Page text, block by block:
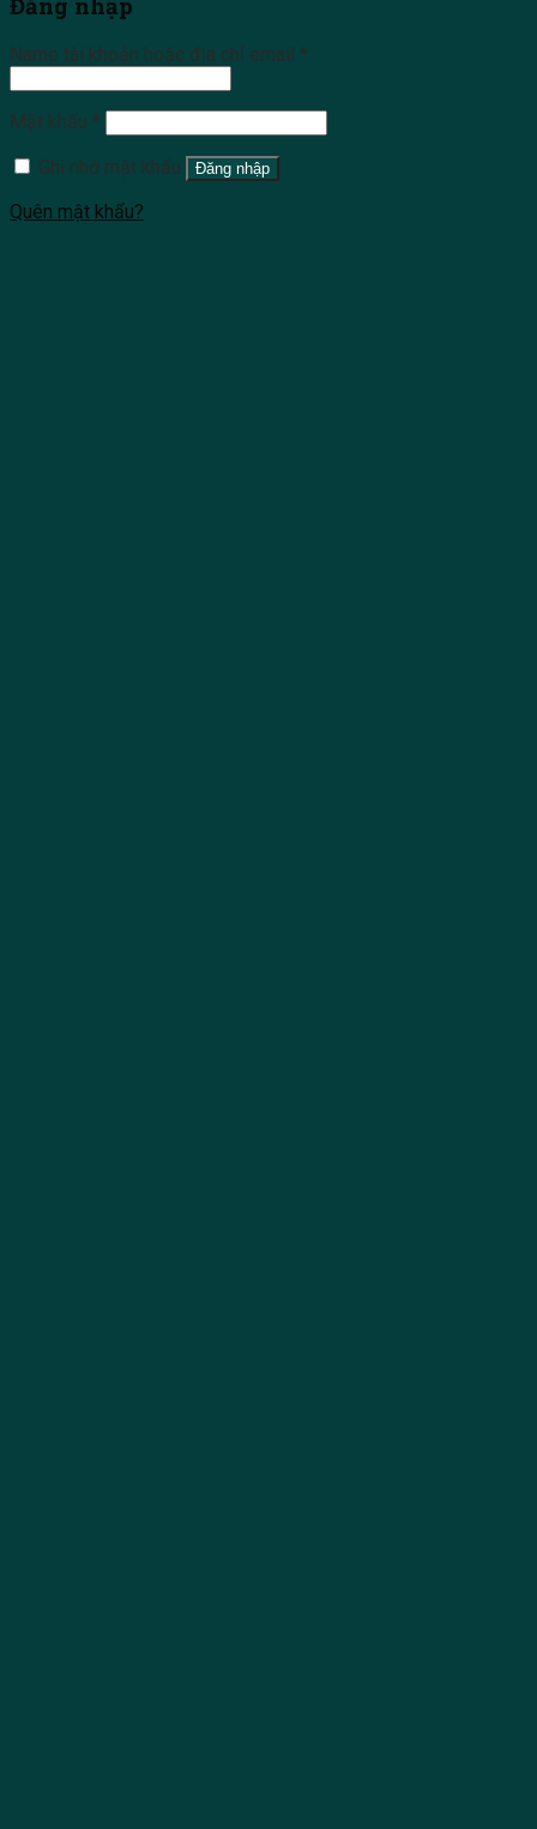
Name tài khoản hoặc địa chỉ email *
Mật khẩu *
Ghi nhớ mật khẩu
Đăng nhập
Quên mật khẩu?